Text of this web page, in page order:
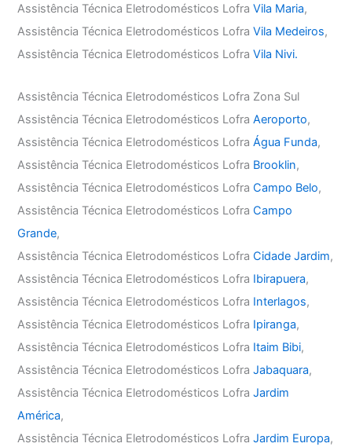
Assistência Técnica Eletrodomésticos LofraVila Maria,
Assistência Técnica Eletrodomésticos LofraVila Medeiros,
Assistência Técnica Eletrodomésticos LofraVila Nivi.
Assistência Técnica Eletrodomésticos Lofra Zona Sul
Assistência Técnica Eletrodomésticos LofraAeroporto,
Assistência Técnica Eletrodomésticos LofraÁgua Funda,
Assistência Técnica Eletrodomésticos Lofra Brooklin,
Assistência Técnica Eletrodomésticos LofraCampo Belo,
Assistência Técnica Eletrodomésticos LofraCampo
Grande,
Assistência Técnica Eletrodomésticos LofraCidade Jardim,
Assistência Técnica Eletrodomésticos Lofra Ibirapuera,
Assistência Técnica Eletrodomésticos Lofra Interlagos,
Assistência Técnica Eletrodomésticos Lofra Ipiranga,
Assistência Técnica Eletrodomésticos Lofra Itaim Bibi,
Assistência Técnica Eletrodomésticos LofraJabaquara,
Assistência Técnica Eletrodomésticos LofraJardim
América,
Assistência Técnica Eletrodomésticos LofraJardim Europa,